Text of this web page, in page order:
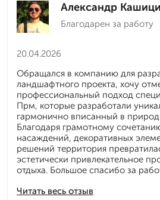
Александр
Благодарен за работу
20.04.2026
Читать весь отзыв
Обращался в компанию для
ландшафтного проекта, хочу
профессиональный подход
Прм, которые разработали
гармонично вписанный в
Благодаря грамотному
насаждений, декоративных
решений территория
эстетически привлекательное
отдыха. Большое спасибо за